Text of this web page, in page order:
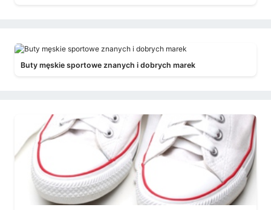
Buty męskie sportowe znanych i dobrych marek